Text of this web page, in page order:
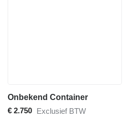
Onbekend Container
€ 2.750 Exclusief BTW